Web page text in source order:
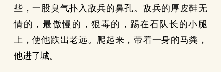
些，一股臭气扑入敌兵的鼻孔。敌兵的厚皮鞋无
情的，最傲慢的，狠毒的，踢在石队长的小腿
上，使他跌出老远。爬起来，带着一身的马粪，
他进了城。